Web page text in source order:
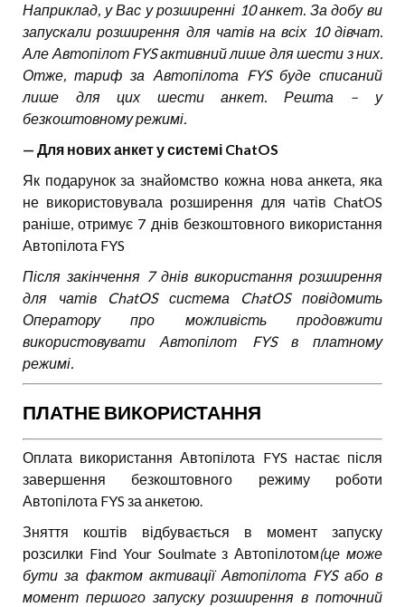
Наприклад, у Вас у розширенні 10 анкет. За добу ви
запускали розширення для чатів на всіх 10 дівчат.
Але Автопілот FYS активний лише для шести з них.
Отже, тариф за Автопілота FYS буде списаний
лише для цих шести анкет. Решта – у
безкоштовному режимі.
— Для нових анкет у системі ChatOS
Як подарунок за знайомство кожна нова анкета, яка
не використовувала розширення для чатів ChatOS
раніше, отримує 7 днів безкоштовного використання
Автопілота FYS
Після закінчення 7 днів використання розширення
для чатів ChatOS система ChatOS повідомить
Оператору про можливість продовжити
використовувати Автопілот FYS в платному
режимі.
ПЛАТНЕ ВИКОРИСТАННЯ
Оплата використання Автопілота FYS настає після
завершення безкоштовного режиму роботи
Автопілота FYS за анкетою.
Зняття коштів відбувається в момент запуску
розсилки Find Your Soulmate з Автопілотом(це може
бути за фактом активації Автопілота FYS або в
момент першого запуску розширення в поточний